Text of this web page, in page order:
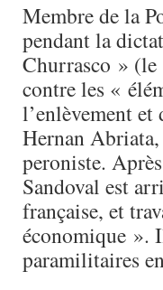
Membre de la
pendant la
Churrasco » (le
contre les «
l’enlèvement
Hernan
peroniste.
Sandoval est
française, et
économique ».
paramilitaires